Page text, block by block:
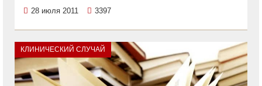
28 июля 2011
3397
КЛИНИЧЕСКИЙ СЛУЧАЙ